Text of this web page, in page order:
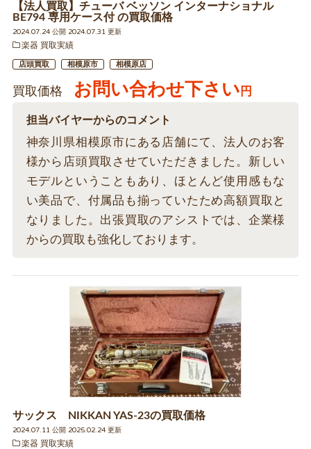
【法人買取】チューバ ベッソン インターナショナル
BE794 専用ケース付 の買取価格
2024.07.24 公開 2024.07.31 更新
楽器 買取実績
店頭買取 相模原市 相模原店
買取価格 お問い合わせ下さい 円
担当バイヤーからのコメント
神奈川県相模原市にある店舗にて、法人のお客
様から店頭買取させていただきました。新しい
モデルということもあり、ほとんど使用感もな
い美品で、付属品も揃っていたため高額買取と
なりました。出張買取のアシストでは、企業様
からの買取も強化しております。
サックス NIKKAN YAS-23の買取価格
2024.07.11 公開 2025.02.24 更新
楽器 買取実績